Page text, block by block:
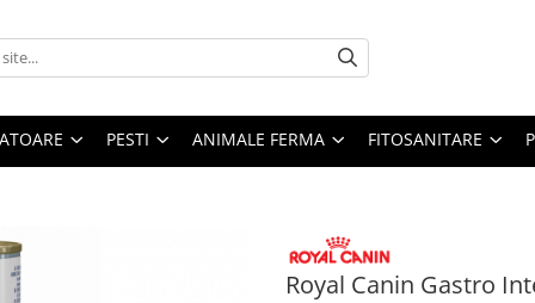
PESTI ANIMALE FERMA FITOSANITARE
Royal Canin Gastro